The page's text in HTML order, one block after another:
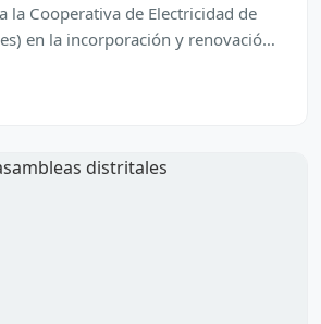
la Cooperativa de Electricidad de
en la incorporación y renovación